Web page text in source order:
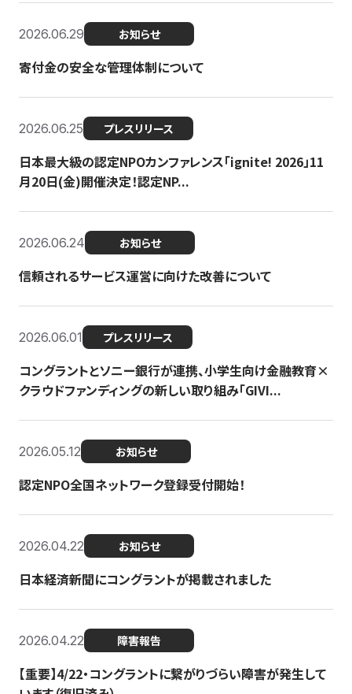
2026.06.29 お知らせ
寄付金の安全な管理体制について
2026.06.25 プレスリリース
日本最大級の認定NPOカンファレンス「ignite! 2026」11
月20日(金)開催決定！認定NP...
2026.06.24 お知らせ
信頼されるサービス運営に向けた改善について
2026.06.01 プレスリリース
コングラントとソニー銀行が連携、小学生向け金融教育×
クラウドファンディングの新しい取り組み「GIVI...
2026.05.12 お知らせ
認定NPO全国ネットワーク登録受付開始！
2026.04.22 お知らせ
日本経済新聞にコングラントが掲載されました
2026.04.22 障害報告
【重要】4/22・コングラントに繋がりづらい障害が発生して